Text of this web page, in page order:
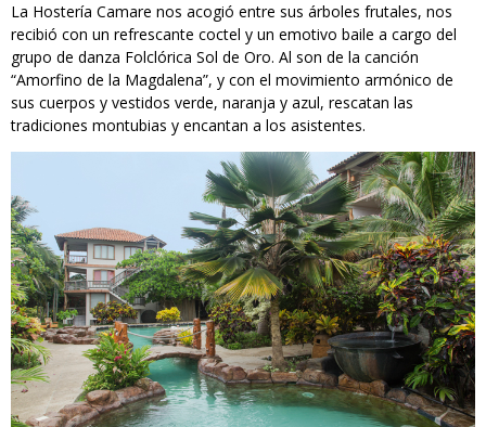
La Hostería Camare nos acogió entre sus árboles frutales, nos
recibió con un refrescante coctel y un emotivo baile a cargo del
grupo de danza Folclórica Sol de Oro. Al son de la canción
“Amorfino de la Magdalena”, y con el movimiento armónico de
sus cuerpos y vestidos verde, naranja y azul, rescatan las
tradiciones montubias y encantan a los asistentes.